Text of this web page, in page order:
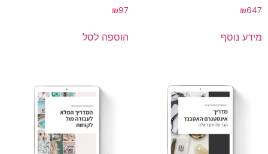
₪647
מידע נוסף
₪97
הוספה לסל